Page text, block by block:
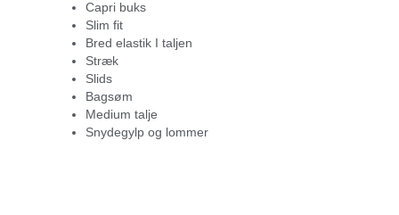
Capri buks
Slim fit
Bred elastik I taljen
Stræk
Slids
Bagsøm
Medium talje
Snydegylp og lommer